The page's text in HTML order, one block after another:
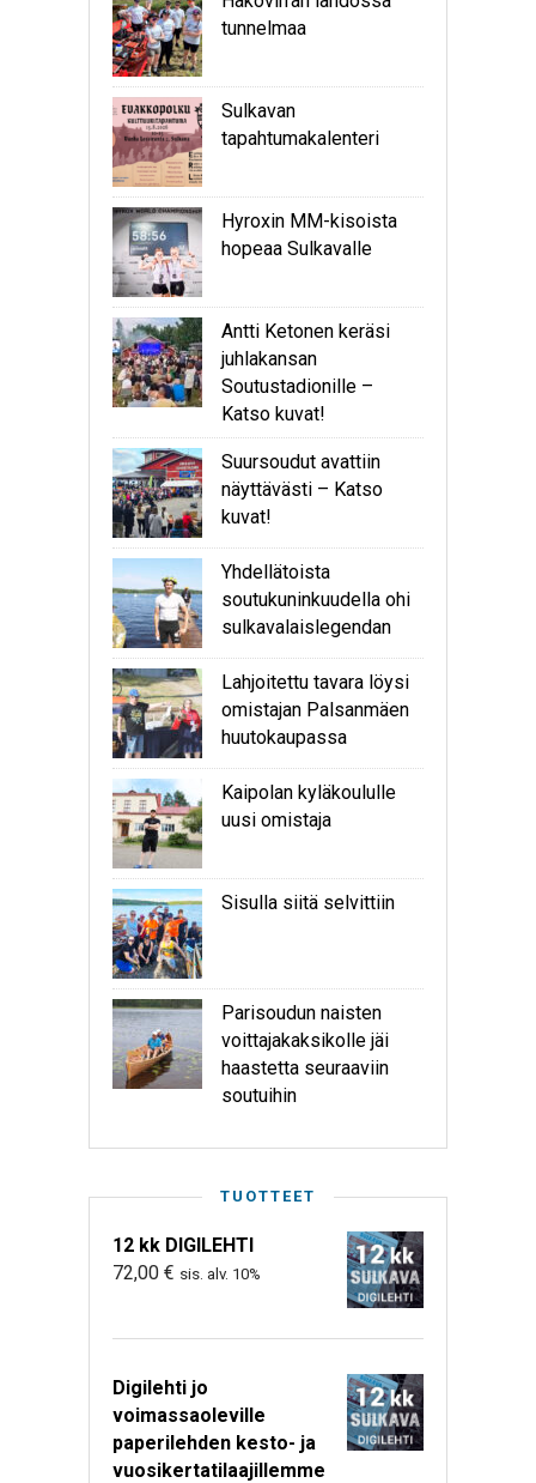
tunnelmaa
Sulkavan
tapahtumakalenteri
Hyroxin MM-kisoista
hopeaa Sulkavalle
Antti Ketonen keräsi
juhlakansan
Soutustadionille –
Katso kuvat!
Suursoudut avattiin
näyttävästi – Katso
kuvat!
Yhdellätoista
soutukuninkuudella ohi
sulkavalaislegendan
Lahjoitettu tavara löysi
omistajan Palsanmäen
huutokaupassa
Kaipolan kyläkoululle
uusi omistaja
Sisulla siitä selvittiin
Parisoudun naisten
voittajakaksikolle jäi
haastetta seuraaviin
soutuihin
TUOTTEET
12 kk DIGILEHTI
72,00 € sis. alv. 10%
Digilehti jo
voimassaoleville
paperilehden kesto- ja
vuosikertatilaajillemme